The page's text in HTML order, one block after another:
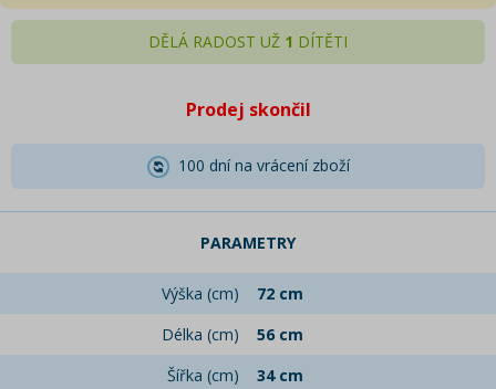
DĚLÁ RADOST UŽ 1 DÍTĚTI
Prodej skončil
100 dní na vrácení zboží
PARAMETRY
Výška (cm)
72 cm
Délka (cm)
56 cm
Šířka (cm)
34 cm